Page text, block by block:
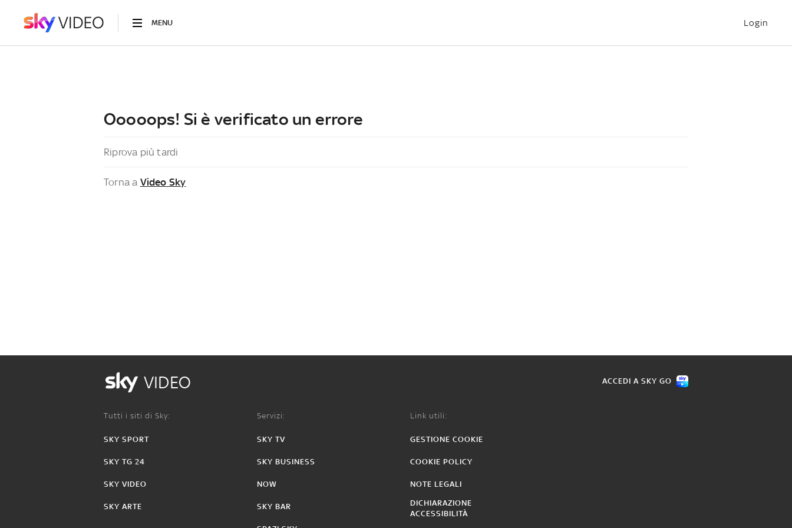
MENU Login
Ooooops! Si è verificato un errore
Riprova più tardi
Torna a Video Sky
VIDEO ACCEDI A SKY GO
Tutti i siti di Sky:
SKY SPORT
SKY TG 24
SKY VIDEO
SKY ARTE
Servizi:
SKY TV
SKY BUSINESS
NOW
SKY BAR
Link utili:
GESTIONE COOKIE
COOKIE POLICY
NOTE LEGALI
DICHIARAZIONE
ACCESSIBILITÀ